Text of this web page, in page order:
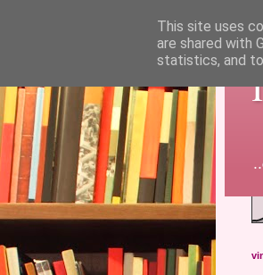
This site uses
are shared with
statistics, and